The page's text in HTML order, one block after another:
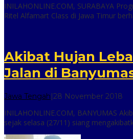
online
INILAHONLINE.COM, SURABAYA
Ritel Alfamart Class di Jawa Timur
Akibat Hujan
Jalan di
Jawa Tengah|28 November 2018
INILAHONLINE.COM, BANYUMAS
sejak selasa (27/11) siang